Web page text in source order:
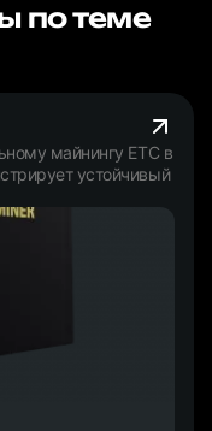
по теме
майнингу ETC в
устойчивый